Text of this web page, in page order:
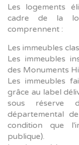
Les logements
cadre de la loi
comprennent :
Les immeubles
Les immeubles
des Monuments
Les immeubles
grâce au label
sous réserve
départemental
condition que
publique).